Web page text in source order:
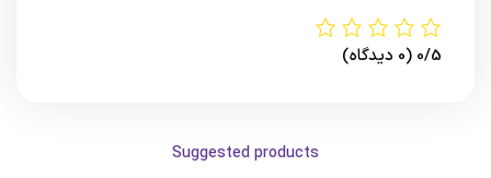
0/5 (0 دیدگاه)
Suggested products